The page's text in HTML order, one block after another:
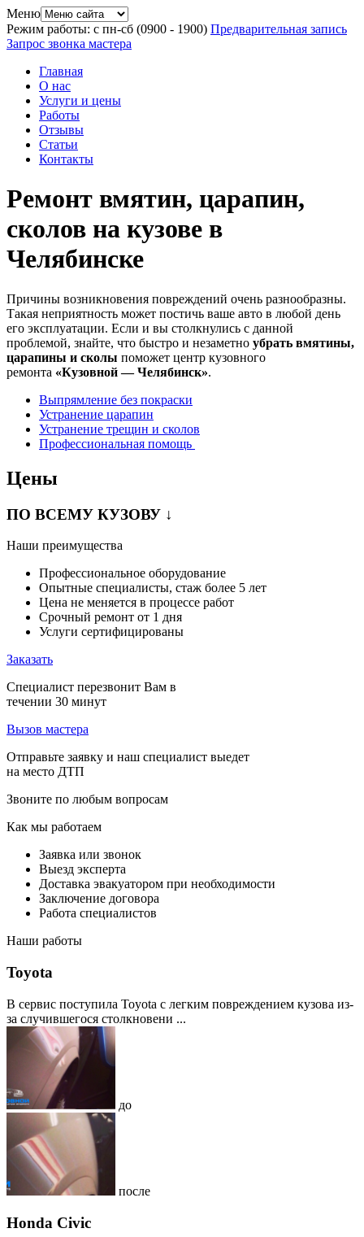
Меню
Режим работы: с пн-сб (0900 - 1900) Предварительная запись
Запрос звонка мастера
Главная
О нас
Услуги и цены
Работы
Отзывы
Статьи
Контакты
Ремонт вмятин, царапин,
сколов на кузове в
Челябинске
Причины возникновения повреждений очень разнообразны.
Такая неприятность может постичь ваше авто в любой день
его эксплуатации. Если и вы столкнулись с данной
проблемой, знайте, что быстро и незаметно убрать вмятины,
царапины и сколы поможет центр кузовного
ремонта «Кузовной — Челябинск».
Выпрямление без покраски
Устранение царапин
Устранение трещин и сколов
Профессиональная помощь
Цены
ПО ВСЕМУ КУЗОВУ ↓
Наши преимущества
Профессиональное оборудование
Опытные специалисты, стаж более 5 лет
Цена не меняется в процессе работ
Срочный ремонт от 1 дня
Услуги сертифицированы
Заказать
Специалист перезвонит Вам в
течении 30 минут
Вызов мастера
Отправьте заявку и наш специалист выедет
на место ДТП
Звоните по любым вопросам
Как мы работаем
Заявка или звонок
Выезд эксперта
Доставка эвакуатором при необходимости
Заключение договора
Работа специалистов
Наши работы
Toyota
В сервис поступила Toyota с легким повреждением кузова из-
за случившегося столкновени ...
до
после
Honda Civic